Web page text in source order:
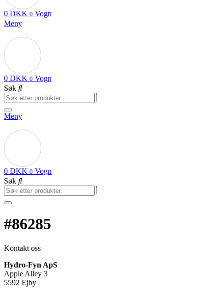
0 DKK 0 Vogn
Meny
0 DKK 0 Vogn
Søk
Meny
0 DKK 0 Vogn
Søk
#86285
Kontakt oss
Hydro-Fyn ApS
Apple Alley 3
5592 Ejby